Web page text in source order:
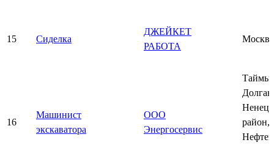
15 Сиделка
ДЖЕЙКЕТ
РАБОТА
Москва
16
Машинист
экскаватора
ООО
Энергосервис
район,